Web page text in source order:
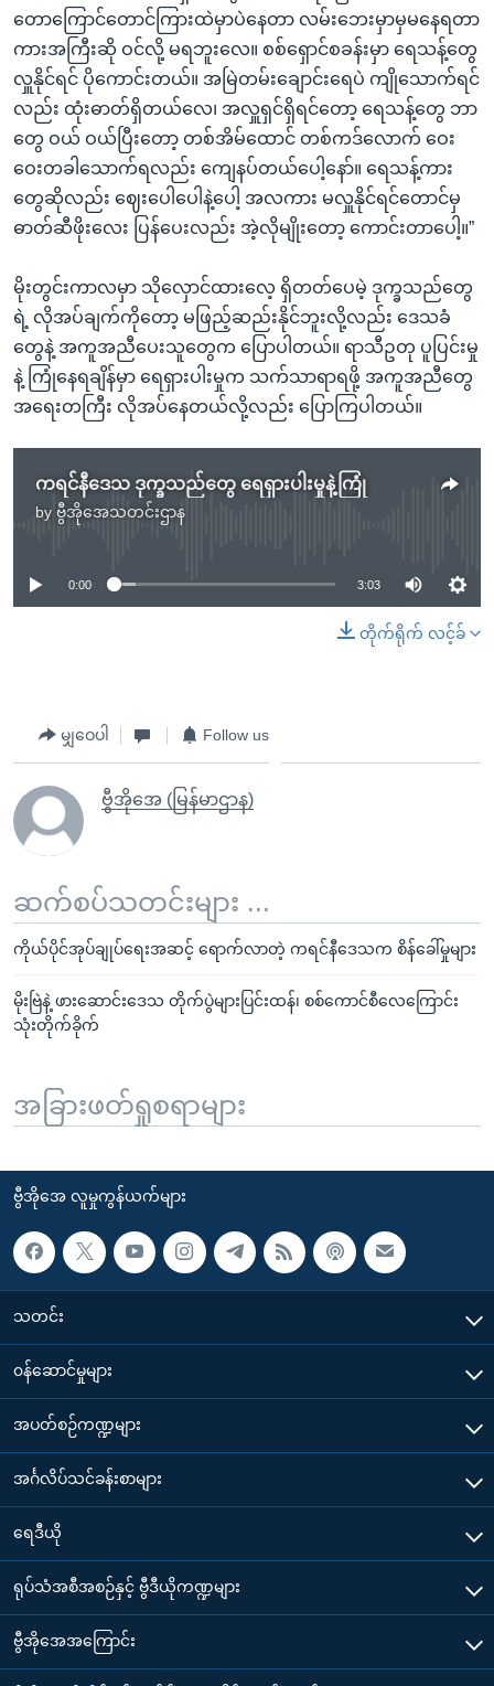
တောကြောင်တောင်ကြားထဲမှာပဲနေတာ လမ်းဘေးမှာမှမနေရတာ
ကားအကြီးဆို ဝင်လို့ မရဘူးလေ။ စစ်ရှောင်စခန်းမှာ ရေသန့်တွေ
လှူနိုင်ရင် ပိုကောင်းတယ်။ အမြဲတမ်းချောင်းရေပဲ ကျိုသောက်ရင်
လည်း ထုံးဓာတ်ရှိတယ်လေ၊ အလှူရှင်ရှိရင်တော့ ရေသန့်တွေ ဘာ
တွေ ဝယ် ဝယ်ပြီးတော့ တစ်အိမ်ထောင် တစ်ကဒ်လောက် ဝေး
ဝေးတခါသောက်ရလည်း ကျေနပ်တယ်ပေါ့နော်။ ရေသန့်ကား
တွေဆိုလည်း ဈေးပေါပေါနဲ့ပေါ့ အလကား မလှူနိုင်ရင်တောင်မှ
ဓာတ်ဆီဖိုးလေး ပြန်ပေးလည်း အဲ့လိုမျိုးတော့ ကောင်းတာပေါ့။”
မိုးတွင်းကာလမှာ သိုလှောင်ထားလေ့ ရှိတတ်ပေမဲ့ ဒုက္ခသည်တွေ
ရဲ့ လိုအပ်ချက်ကိုတော့ မဖြည့်ဆည်းနိုင်ဘူးလို့လည်း ဒေသခံ
တွေနဲ့ အကူအညီပေးသူတွေက ပြောပါတယ်။ ရာသီဥတု ပူပြင်းမှု
နဲ့ ကြုံနေရချိန်မှာ ရေရှားပါးမှုက သက်သာရာရဖို့ အကူအညီတွေ
အရေးတကြီး လိုအပ်နေတယ်လို့လည်း ပြောကြပါတယ်။
ကရင်နီဒေသ ဒုက္ခသည်တွေ ရေရှားပါးမှုနဲ့ကြုံ
by ဗွီအိုအေသတင်းဌာန
No media source currently available
0:00 3:03
တိုက်ရိုက် လင့်ခ်
မျှဝေပါ Follow us
ဗွီအိုအေ (မြန်မာဌာန)
ဆက်စပ်သတင်းများ ...
ကိုယ်ပိုင်အုပ်ချုပ်ရေးအဆင့် ရောက်လာတဲ့ ကရင်နီဒေသက စိန်ခေါ်မှုများ
မိုးဗြဲနဲ့ ဖားဆောင်းဒေသ တိုက်ပွဲများပြင်းထန်၊ စစ်ကောင်စီလေကြောင်း
သုံးတိုက်ခိုက်
အခြားဖတ်ရှုစရာများ
ဗွီအိုအေ လူမှုကွန်ယက်များ
သတင်း
၀န်ဆောင်မှုများ
အပတ်စဉ်ကဏ္ဍများ
အင်္ဂလိပ်သင်ခန်းစာများ
ရေဒီယို
ရုပ်သံအစီအစဉ်နှင့် ဗွီဒီယိုကဏ္ဍများ
ဗွီအိုအေအကြောင်း